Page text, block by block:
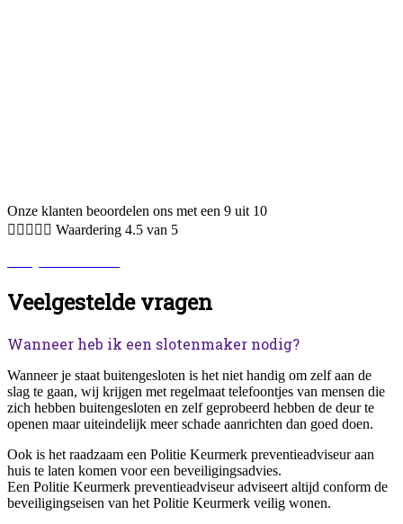
Onze klanten beoordelen ons met een 9 uit 10
     Waardering 4.5 van 5
Veelgestelde vragen
Wanneer heb ik een slotenmaker nodig?
Wanneer je staat buitengesloten is het niet handig om zelf aan de
slag te gaan, wij krijgen met regelmaat telefoontjes van mensen die
zich hebben buitengesloten en zelf geprobeerd hebben de deur te
openen maar uiteindelijk meer schade aanrichten dan goed doen.
Ook is het raadzaam een Politie Keurmerk preventieadviseur aan
huis te laten komen voor een beveiligingsadvies.
Een Politie Keurmerk preventieadviseur adviseert altijd conform de
beveiligingseisen van het Politie Keurmerk veilig wonen.